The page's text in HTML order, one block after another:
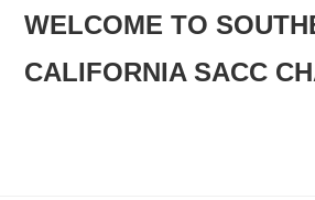
SKIP
CONTENT
WELCOME TO
CALIFORNIA SACC